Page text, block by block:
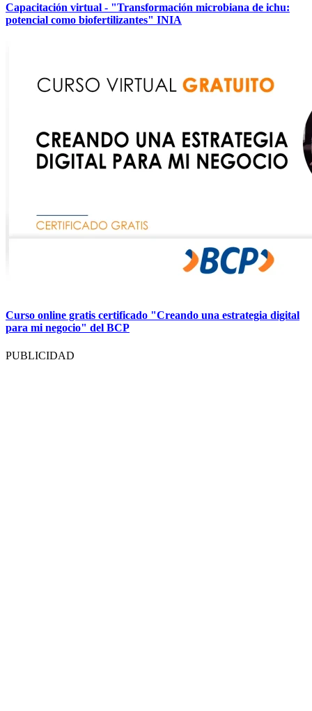
Capacitación virtual - "Transformación microbiana de ichu:
potencial como biofertilizantes" INIA
Curso online gratis certificado "Creando una estrategia digital
para mi negocio" del BCP
PUBLICIDAD